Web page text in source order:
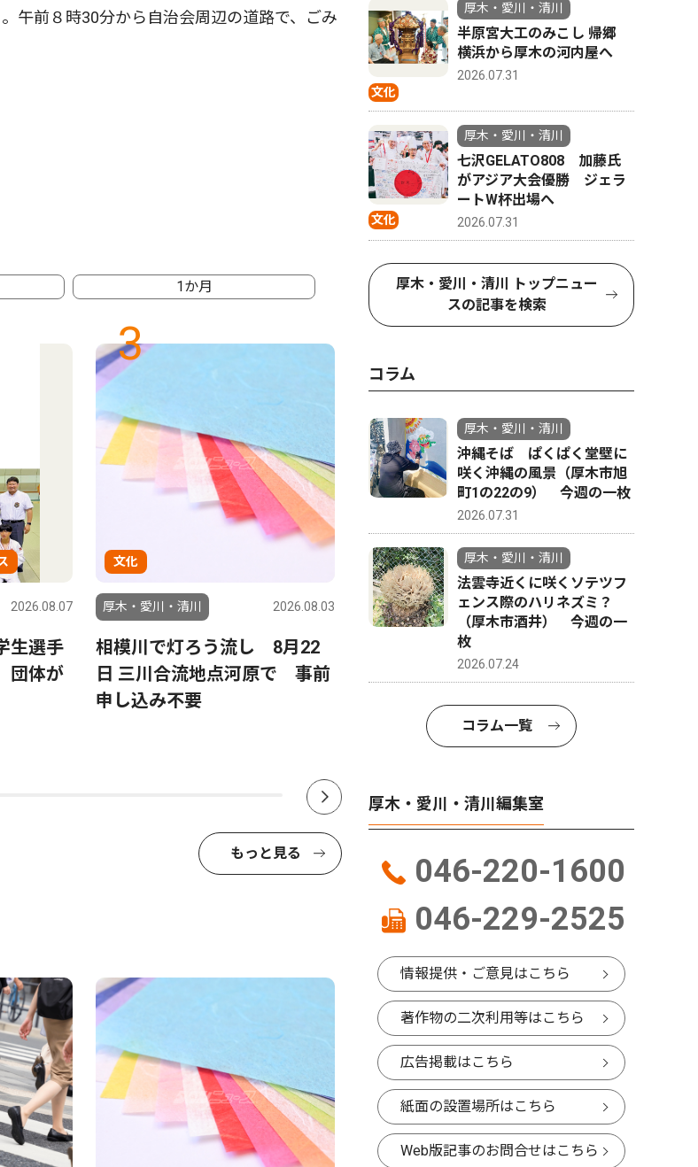
午前８時30分から自治会周辺の道路で、ごみ
1か月
2026.08.07
生選手
団体が
3
文化
厚木・愛川・清川 2026.08.03
相模川で灯ろう流し 8月22
日 三川合流地点河原で 事前
申し込み不要
4
文化
厚木・愛川・清川 2026.08.08
「きよかわごはん」開設 36
もっと見る
文化
厚木・愛川・清川
半原宮大工のみこし 帰郷
横浜から厚木の河内屋へ
2026.07.31
文化
厚木・愛川・清川
七沢GELATO808 加藤氏
がアジア大会優勝 ジェラ
ートW杯出場へ
2026.07.31
厚木・愛川・清川 トップニュー
スの記事を検索
コラム
厚木・愛川・清川
沖縄そば ぱくぱく堂壁に
咲く沖縄の風景（厚木市旭
町1の22の9） 今週の一枚
2026.07.31
厚木・愛川・清川
法雲寺近くに咲くソテツフ
ェンス際のハリネズミ？
（厚木市酒井） 今週の一
枚
2026.07.24
コラム一覧
厚木・愛川・清川編集室
046-220-1600
046-229-2525
情報提供・ご意見はこちら
著作物の二次利用等はこちら
広告掲載はこちら
紙面の設置場所はこちら
Web版記事のお問合せはこちら